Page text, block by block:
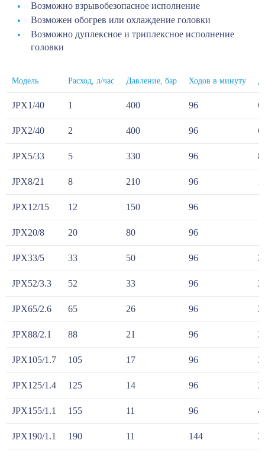
Возможно взрывобезопасное исполнение
Возможен обогрев или охлаждение головки
Возможно дуплексное и триплексное исполнение
головки
Модель Расход, л/час Давление, бар Ходов в минуту
JPX1/40 1 400 96 6
JPX2/40 2 400 96 6
JPX5/33 5 330 96 8
JPX8/21 8 210 96
JPX12/15 12 150 96
JPX20/8 20 80 96
JPX33/5 33 50 96
JPX52/3.3 52 33 96
JPX65/2.6 65 26 96
JPX88/2.1 88 21 96
JPX105/1.7 105 17 96
JPX125/1.4 125 14 96
JPX155/1.1 155 11 96
JPX190/1.1 190 11 144